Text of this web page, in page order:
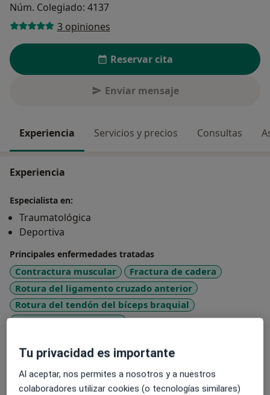
Núm. Colegiado: 4137
3 opiniones
Reservar cita
Enviar mensaje
Experiencia Servicios y precios Consultas
Experiencia
Especialista en:
Traumatológica
Deportiva
Principales enfermedades tratadas
Contractura muscular
Fractura de cadera
Rotura del ligamento cruzado anterior
Rotura del tendón del bíceps braquial
Traumatismo muscular
+98a11y_sr_more_diseases
Tipos de consulta
Presencial
Ver direcciones (1)
VideoconsultaVer calendario online
Tu privacidad es importante
Al aceptar, nos permites a nosotros y a nuestros
colaboradores utilizar cookies (o tecnologías similares)